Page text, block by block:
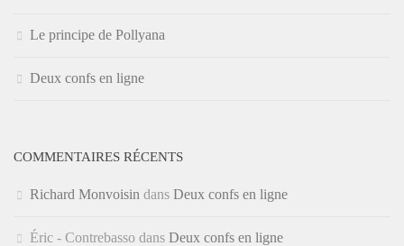
Le principe de Pollyana
Deux confs en ligne
COMMENTAIRES RÉCENTS
Richard Monvoisin dans Deux confs en ligne
Éric - Contrebasso dans Deux confs en ligne